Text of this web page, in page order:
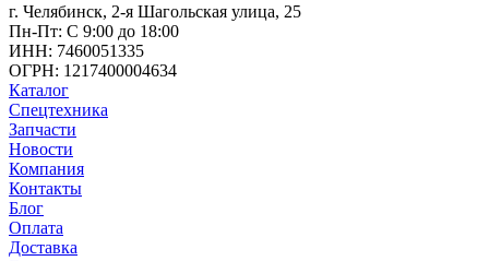
г. Челябинск, 2-я Шагольская улица, 25
Пн-Пт: С 9:00 до 18:00
ИНН: 7460051335
ОГРН: 1217400004634
Каталог
Спецтехника
Запчасти
Новости
Компания
Контакты
Блог
Оплата
Доставка